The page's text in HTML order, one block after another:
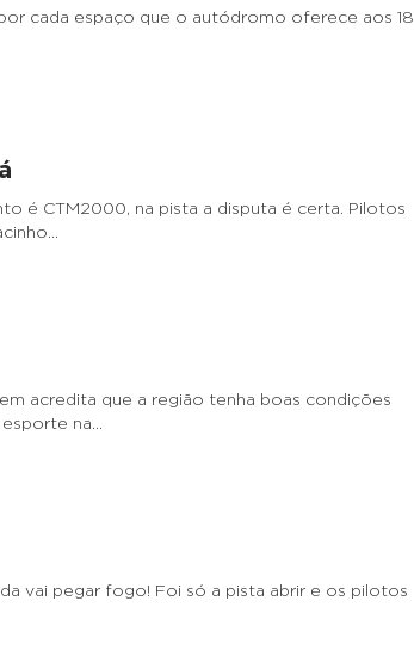
cada espaço que o autódromo oferece aos 18
é CTM2000, na pista a disputa é certa. Pilotos
acredita que a região tenha boas condições
na…
vai pegar fogo! Foi só a pista abrir e os pilotos